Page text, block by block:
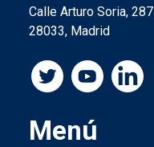
Calle Arturo Soria, 287
28033, Madrid
Menú